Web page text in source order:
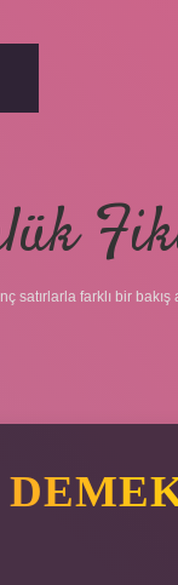
satırlarla farklı bir bakış